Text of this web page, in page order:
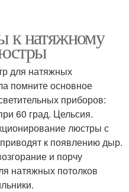
к натяжному
для натяжных
помните основное
приборов:
60 град. Цельсия.
люстры с
к появлению дыр.
и порчу
натяжных потолков